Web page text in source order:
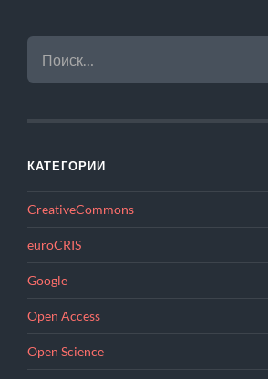
НАЙТИ:
КАТЕГОРИИ
CreativeCommons
euroCRIS
Google
Open Access
Open Science